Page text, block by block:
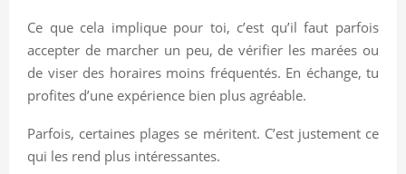
Ce que cela implique pour toi, c’est qu’il faut parfois
accepter de marcher un peu, de vérifier les marées ou
de viser des horaires moins fréquentés. En échange, tu
profites d’une expérience bien plus agréable.
Parfois, certaines plages se méritent. C’est justement ce
qui les rend plus intéressantes.